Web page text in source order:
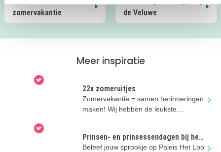
zomervakantie
de Veluwe
Meer inspiratie
22x zomeruitjes
Zomervakantie = samen herinneringen
maken! Wij hebben de leukste
Prinsen- en prinsessendagen bij het
Loo
Beleef jouw sprookje op Paleis Het Loo